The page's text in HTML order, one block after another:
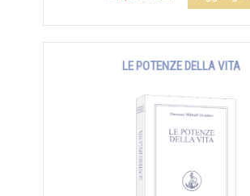
LE POTENZE DELLA VITA